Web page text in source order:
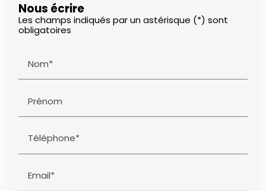
Nous écrire
Les champs indiqués par un astérisque (*) sont
obligatoires
Nom*
Prénom
Téléphone*
Email*